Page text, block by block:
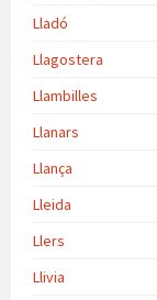
Lladó
Llagostera
Llambilles
Llanars
Llança
Lleida
Llers
Llivia